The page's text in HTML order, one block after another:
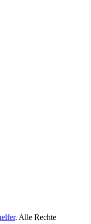
. Alle Rechte